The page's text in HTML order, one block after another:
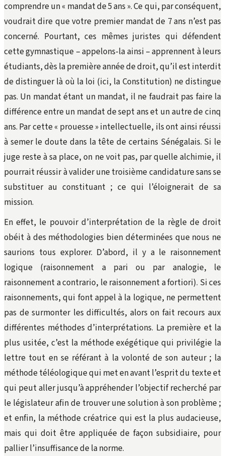
comprendre un « mandat de 5 ans ». Ce qui, par conséquent,
voudrait dire que votre premier mandat de 7 ans n’est pas
concerné. Pourtant, ces mêmes juristes qui défendent
cette gymnastique – appelons-la ainsi – apprennent à leurs
étudiants, dès la première année de droit, qu’il est interdit
de distinguer là où la loi (ici, la Constitution) ne distingue
pas. Un mandat étant un mandat, il ne faudrait pas faire la
différence entre un mandat de sept ans et un autre de cinq
ans. Par cette « prouesse » intellectuelle, ils ont ainsi réussi
à semer le doute dans la tête de certains Sénégalais. Si le
juge reste à sa place, on ne voit pas, par quelle alchimie, il
pourrait réussir à valider une troisième candidature sans se
substituer au constituant ; ce qui l’éloignerait de sa
mission.
En effet, le pouvoir d’interprétation de la règle de droit
obéit à des méthodologies bien déterminées que nous ne
saurions tous explorer. D’abord, il y a le raisonnement
logique (raisonnement a pari ou par analogie, le
raisonnement a contrario, le raisonnement a fortiori). Si ces
raisonnements, qui font appel à la logique, ne permettent
pas de surmonter les difficultés, alors on fait recours aux
différentes méthodes d’interprétations. La première et la
plus usitée, c’est la méthode exégétique qui privilégie la
lettre tout en se référant à la volonté de son auteur ; la
méthode téléologique qui met en avant l’esprit du texte et
qui peut aller jusqu’à appréhender l’objectif recherché par
le législateur afin de trouver une solution à son problème ;
et enfin, la méthode créatrice qui est la plus audacieuse,
mais qui doit être appliquée de façon subsidiaire, pour
pallier l’insuffisance de la norme.